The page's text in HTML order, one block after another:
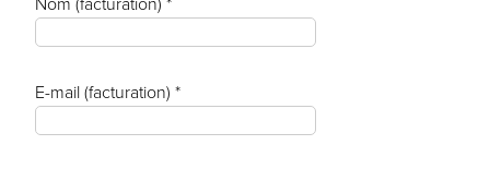
Nom (facturation) *
E-mail (facturation) *